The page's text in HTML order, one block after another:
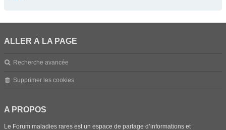
ALLER À LA PAGE
Recherche avancée
Supprimer les cookies
A PROPOS
Le Forum maladies rares est un espace de partage d’informations et